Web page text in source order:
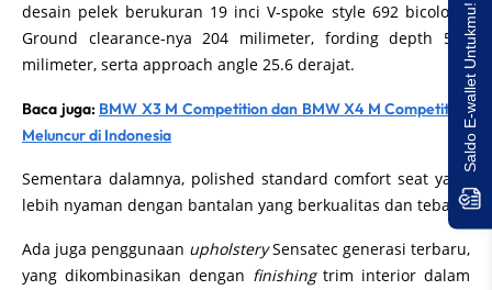
desain pelek berukuran 19 inci V-spoke style 692 bicolour.
Ground clearance-nya 204 milimeter, fording depth 500
milimeter, serta approach angle 25.6 derajat.
Baca juga: BMW X3 M Competition dan BMW X4 M Competition
Meluncur di Indonesia
Sementara dalamnya, polished standard comfort seat yang
lebih nyaman dengan bantalan yang berkualitas dan tebal.
Ada juga penggunaan upholsterySensatec generasi terbaru,
yang dikombinasikan dengan finishingtrim interior dalam
Saldo E-wallet Untukmu!